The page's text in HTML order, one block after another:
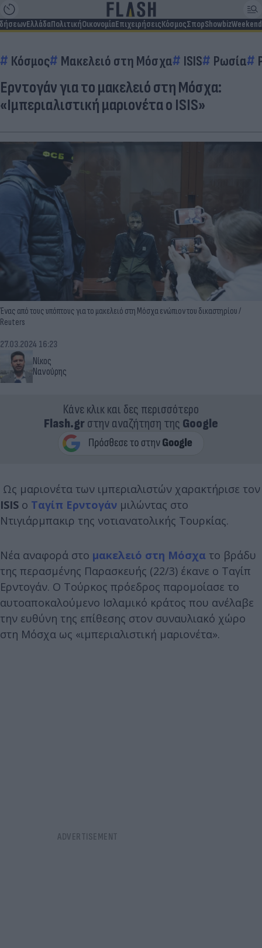
ΕλλάδαΠολιτικήΟικονομίαΕπιχειρήσειςΚόσμοςΣπορShowbizWeekend
Κόσμος Μακελειό στη Μόσχα ISIS Ρωσία
Ερντογάν για το μακελειό στη Μόσχα:
«Ιμπεριαλιστική μαριονέτα ο ISIS»
Ένας από τους υπόπτους για το μακελειό στη Μόσχα ενώπιον του δικαστηρίου /
Reuters
Νίκος
Νανούρης
27.03.2024 16:23
Κάνε κλικ και δες περισσότερο
Flash.grστην αναζήτηση της Google
Ως μαριονέτα των ιμπεριαλιστών χαρακτήρισε τον
ISIS ο Ταγίπ Ερντογάν μιλώντας στο
Ντιγιάρμπακιρ της νοτιανατολικής Τουρκίας.
Νέα αναφορά στο μακελειό στη Μόσχα το βράδυ
της περασμένης Παρασκευής (22/3) έκανε ο Ταγίπ
Ερντογάν. Ο Τούρκος πρόεδρος παρομοίασε το
αυτοαποκαλούμενο Ισλαμικό κράτος που ανέλαβε
την ευθύνη της επίθεσης στον συναυλιακό χώρο
στη Μόσχα ως «ιμπεριαλιστική μαριονέτα».